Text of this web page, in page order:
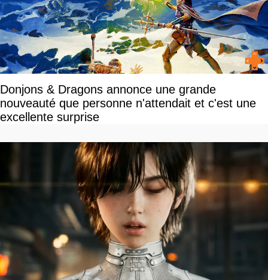
Donjons & Dragons annonce une grande
nouveauté que personne n'attendait et c'est une
excellente surprise